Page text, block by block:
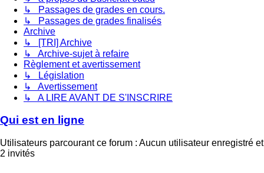
↳ Passages de grades en cours.
↳ Passages de grades finalisés
Archive
↳ [TRI] Archive
↳ Archive-sujet à refaire
Règlement et avertissement
↳ Législation
↳ Avertissement
↳ A LIRE AVANT DE S'INSCRIRE
Qui est en ligne
Utilisateurs parcourant ce forum : Aucun utilisateur enregistré et
2 invités